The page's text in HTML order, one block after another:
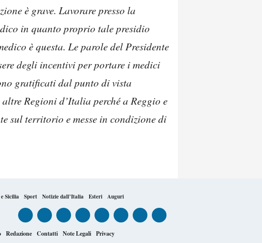
è grave. Lavorare presso la
in quanto proprio tale presidio
è questa. Le parole del Presidente
degli incentivi per portare i medici
gratificati dal punto di vista
Regioni d’Italia perché a Reggio e
sul territorio e messe in condizione di
Sicilia Sport Notizie dall’Italia Esteri Auguri
Redazione Contatti Note Legali Privacy